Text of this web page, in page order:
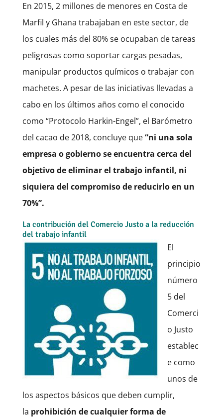
En 2015, 2 millones de menores en Costa de
Marfil y Ghana trabajaban en este sector, de
los cuales más del 80% se ocupaban de tareas
peligrosas como soportar cargas pesadas,
manipular productos químicos o trabajar con
machetes. A pesar de las iniciativas llevadas a
cabo en los últimos años como el conocido
como “Protocolo Harkin-Engel”, el Barómetro
del cacao de 2018, concluye que“ni una sola
empresa o gobierno se encuentra cerca del
objetivo de eliminar el trabajo infantil, ni
siquiera del compromiso de reducirlo en un
70%”.
La contribución del Comercio Justo a la reducción
del trabajo infantil
El
principio
número
5 del
Comerci
o Justo
establec
e como
unos de
los aspectos básicos que deben cumplir,
la prohibición de cualquier forma de